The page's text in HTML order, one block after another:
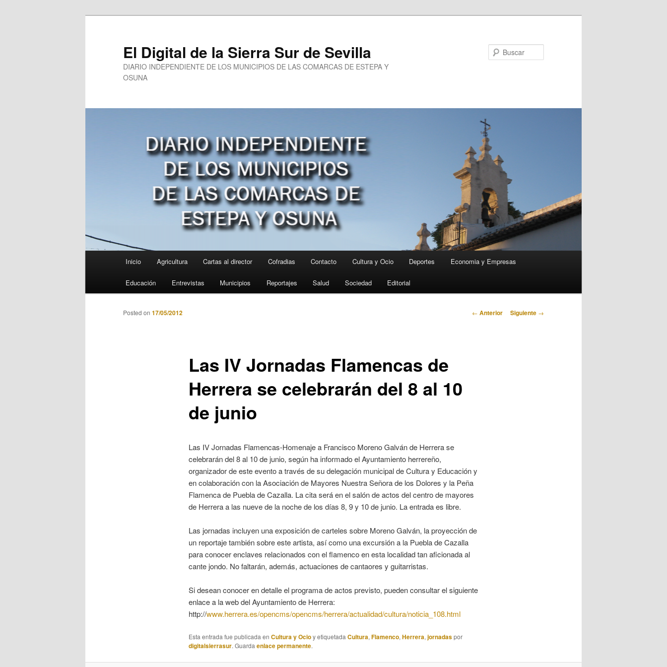
El Digital de la Sierra Sur de Sevilla
DIARIO INDEPENDIENTE DE LOS MUNICIPIOS DE LAS COMARCAS DE ESTEPA Y
OSUNA
Inicio Agricultura Cartas al director Cofradias Contacto Cultura y Ocio Deportes Economia y Empresas
Educación Entrevistas Municipios Reportajes Salud Sociedad Editorial
Navegación
← Anterior Siguiente →
Las IV Jornadas Flamencas de
Herrera se celebrarán del 8 al 10
de junio
Posted on 17/05/2012
Las IV Jornadas Flamencas-Homenaje a Francisco Moreno Galván de Herrera se
celebrarán del 8 al 10 de junio, según ha informado el Ayuntamiento herrereño,
organizador de este evento a través de su delegación municipal de Cultura y Educación y
en colaboración con la Asociación de Mayores Nuestra Señora de los Dolores y la Peña
Flamenca de Puebla de Cazalla. La cita será en el salón de actos del centro de mayores
de Herrera a las nueve de la noche de los días 8, 9 y 10 de junio. La entrada es libre.
Las jornadas incluyen una exposición de carteles sobre Moreno Galván, la proyección de
un reportaje también sobre este artista, así como una excursión a la Puebla de Cazalla
para conocer enclaves relacionados con el flamenco en esta localidad tan aficionada al
cante jondo. No faltarán, además, actuaciones de cantaores y guitarristas.
Si desean conocer en detalle el programa de actos previsto, pueden consultar el siguiente
enlace a la web del Ayuntamiento de Herrera:
http://www.herrera.es/opencms/opencms/herrera/actualidad/cultura/noticia_108.html
Esta entrada fue publicada en Cultura y Ocioy etiquetada Cultura, Flamenco, Herrera, jornadaspor
digitalsierrasur. Guarda enlace permanente.